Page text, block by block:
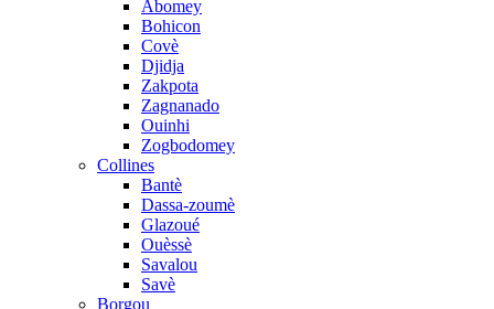
Abomey
Bohicon
Covè
Djidja
Zakpota
Zagnanado
Ouinhi
Zogbodomey
Collines
Bantè
Dassa-zoumè
Glazoué
Ouèssè
Savalou
Savè
Borgou